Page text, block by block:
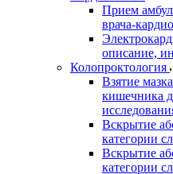
Прием
врача-
описание,
Колопроктология
Взятие
кишечника
Вскрытие
категории
Вскрытие
категории